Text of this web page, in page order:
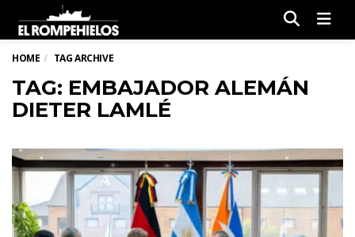
HOME TAG ARCHIVE
TAG: EMBAJADOR ALEMÁN
DIETER LAMLÉ